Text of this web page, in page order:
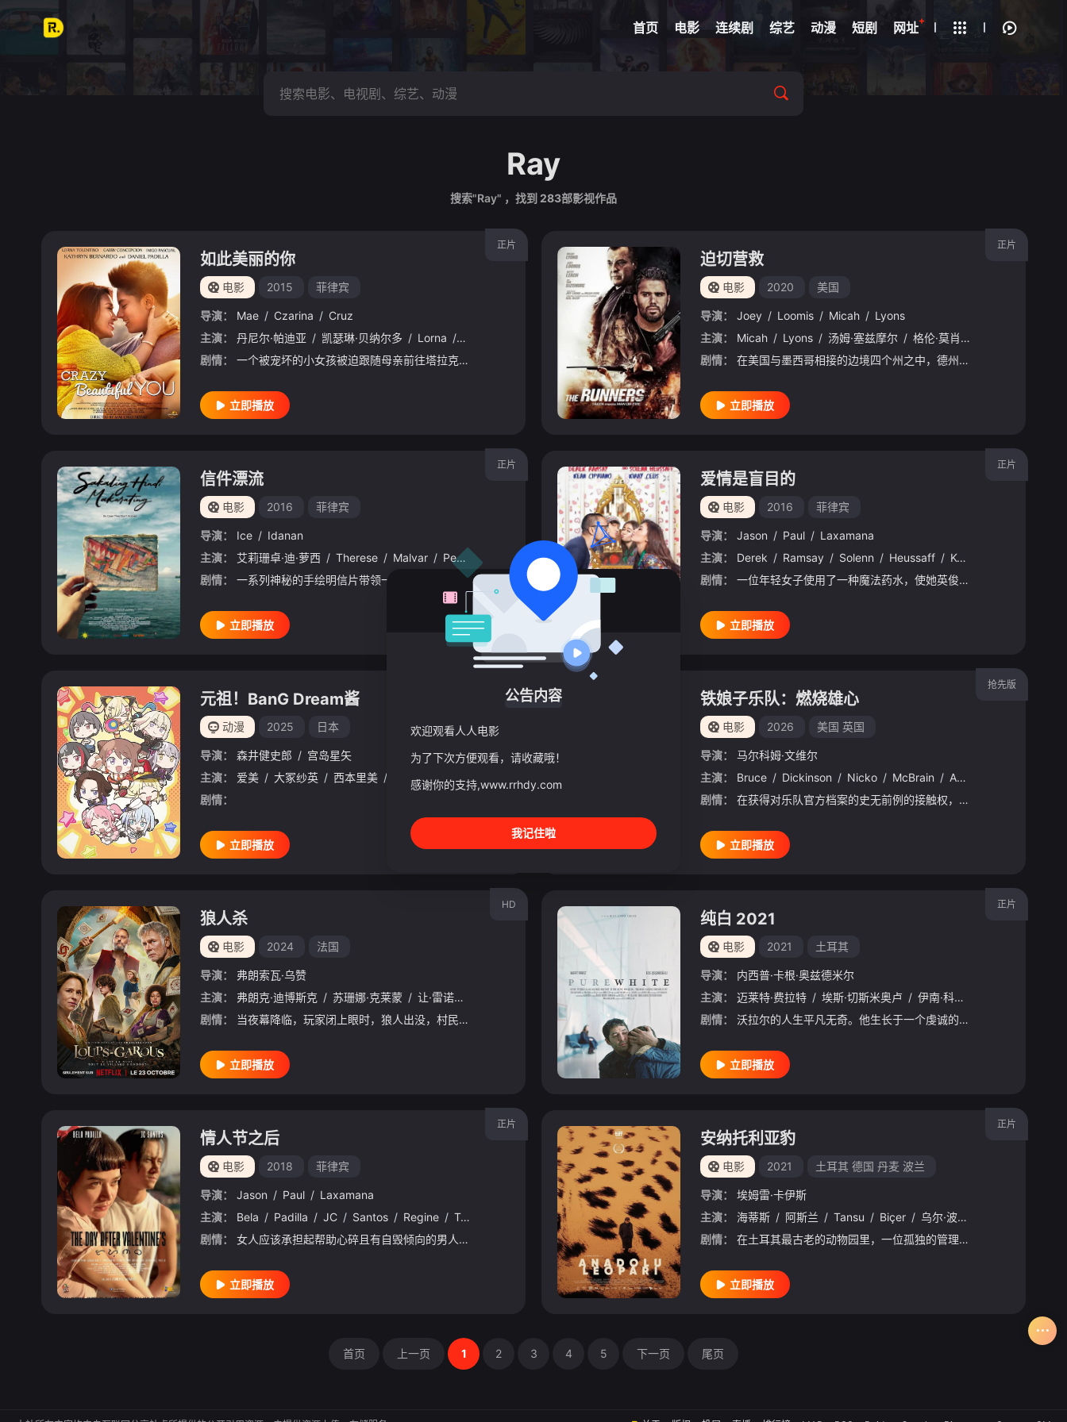
首页 电影 连续剧 综艺 动漫 短剧 网址+
网球 脑洞悬疑
Ray
搜索"Ray" ，找到 283部影视作品
正片
如此美丽的你
电影 2015 菲律宾
导演： Mae / Czarina / Cruz
主演：
丹尼尔·帕迪亚 / 凯瑟琳·贝纳尔多 / Lorna / Tolentino 加比·康塞普西翁 / Inigo / Dominic / Pascual / Dante / Ponce / Kakai Bautista / Bryan
剧情：
一个被宠坏的小女孩被迫跟随母亲前往塔拉克执行医疗任务。在那里，她遇到了一个来自不同世界的年轻男子，他向她展示了生活的另一面。
立即播放
正片
迫切营救
电影 2020 美国
导演： Joey / Loomis / Micah / Lyons
主演：
Micah / Lyons / 汤姆·塞兹摩尔 / 格伦·莫肖尔
剧情：
在美国与墨西哥相接的边境四个州之中，德州发生最多起非法移民死亡案件，边缘城市受到毒品黑帮与人口贩卖的威胁也层出不穷。一名甫毕业的女孩在毕业晚会回家途中遭到绑架，她的哥哥瑞恩必须与时间赛跑，要从专门贩卖
立即播放
正片
信件漂流
电影 2016 菲律宾
导演： Ice / Idanan
主演：
艾莉珊卓·迪·萝西 / Therese / Malvar / Pepe / Herrera JC·桑托斯 / 伊利亚·坎拉斯 Karen / delos Reyes / Leslie / Lina / Hiraya Plata
剧情：
一系列神秘的手绘明信片带领一位年轻女子走遍菲律宾寻找匿名作者。
立即播放
正片
爱情是盲目的
电影 2016 菲律宾
导演： Jason / Paul / Laxamana
主演：
Derek / Ramsay / Solenn / Heussaff / Kean
剧情：
一位年轻女子使用了一种魔法药水，使她英俊的心仪对象觉得她比实际更漂亮。
立即播放
元祖！BanG Dream酱
动漫 2025 日本
导演： 森井健史郎 / 宫岛星矢
主演：
爱美 / 大冢纱英 / 西本里美 / 大桥彩香 / 伊藤彩沙 佐仓绫音 / 日笠阳子 / 金元寿子 / 前岛亚美 / 小泽亚李 / 上坂堇
剧情：
立即播放
抢先版
铁娘子乐队：燃烧雄心
电影 2026 美国 英国
导演：
马尔科姆·文维尔
主演：
Bruce / Dickinson / Nicko / McBrain / Adrian
剧情：
在获得对乐队官方档案的史无前例的接触权，并结合现任与过往成员亲身回忆的基础上，《铁娘子乐队：燃烧雄心》邀请乐迷共同体验音乐史上最具标志性的传奇征程。这部震撼人心的纪录片横跨五十年岁月，完整记录了乐队从
立即播放
HD
狼人杀
电影 2024 法国
导演：
弗朗索瓦·乌赞
主演：
弗朗克·迪博斯克 / 苏珊娜·克莱蒙 / 让·雷诺 / 格里高利·菲托西 / 布鲁诺·格里 / Lisa / Do / Couto / Texeira / Raphael / Romand
剧情：
当夜幕降临，玩家闭上眼时，狼人出没，村民成为受害者。改编自经典卡牌游戏《米勒山谷狼人》。
立即播放
正片
纯白 2021
电影 2021 土耳其
导演：
内西普·卡根·奥兹德米尔
主演：
迈莱特·费拉特 / 埃斯·切斯米奥卢 / 伊南·科努克库
剧情：
沃拉尔的人生平凡无奇。他生长于一个虔诚的家庭，通过经营一家坐落于伊斯坦布尔美国领事馆对面的照相馆，履行着作为养家糊口之人的职责，供养年轻的儿子和生病的父亲。此外，他还延续家族传统，指导儿子成为一个正直
立即播放
正片
情人节之后
电影 2018 菲律宾
导演： Jason / Paul / Laxamana
主演：
Bela / Padilla / JC / Santos / Regine / Tolentino Castillo / Stacey / Gabriel Phoebe / Villamor / Rayton / Lamay Merwyn /
剧情：
女人应该承担起帮助心碎且有自毁倾向的男人解决自身问题的责任。
立即播放
正片
安纳托利亚豹
电影 2021 土耳其 德国 丹麦 波兰
导演：
埃姆雷·卡伊斯
主演：
海蒂斯 / 阿斯兰 / Tansu / Biçer / 乌尔·波拉特
剧情：
在土耳其最古老的动物园里，一位孤独的管理员和一位孤僻的女官员结成了一种不可思议的关系：他们一起隐瞒了动物园里最老的居民——一只安纳托利亚豹已经死亡的消息。他们谎称豹子已经逃走，这一切都是为了阻止动物园
立即播放
首页 上一页 1 2 3 4 5 下一页 尾页
公告内容
欢迎观看人人电影
为了下次方便观看，请收藏哦！
感谢你的支持,www.rrhdy.com
我记住啦